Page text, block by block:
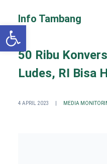
Info Tambang
50 Ribu
Ludes, RI Bisa
4 APRIL 2023 MEDIA
Open toolbar